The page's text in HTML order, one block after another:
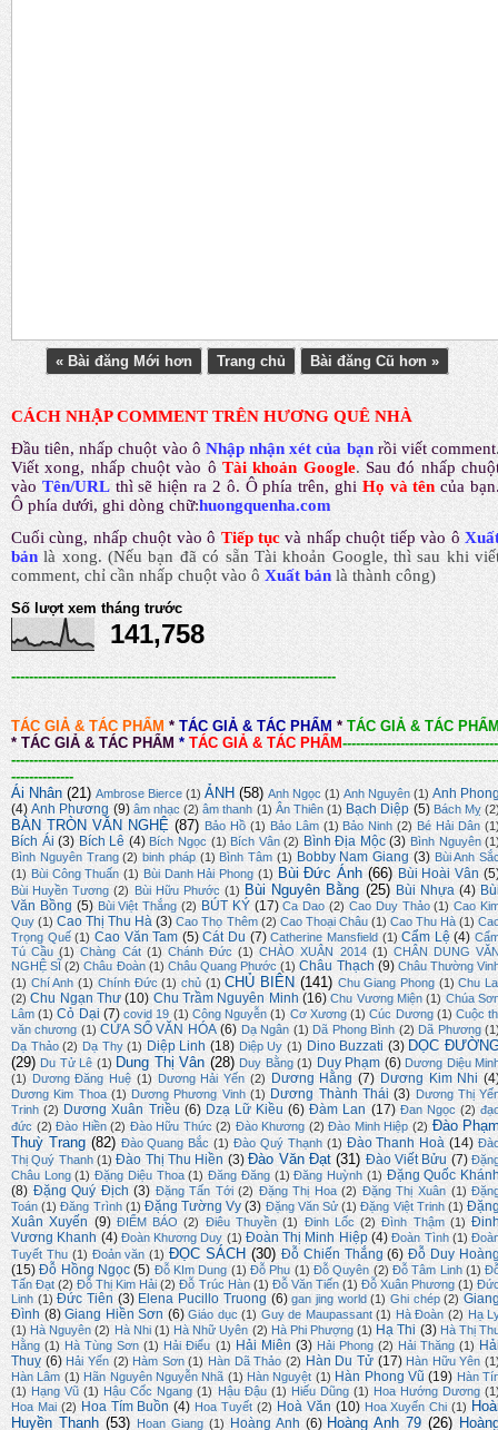
« Bài đăng Mới hơn Trang chủ Bài đăng Cũ hơn »
CÁCH NHẬP COMMENT TRÊN HƯƠNG QUÊ NHÀ
Đầu tiên, nhấp chuột vào ô Nhập nhận xét của bạn rồi viết comment
Viết xong, nhấp chuột vào ô Tài khoản Google. Sau đó nhấp
vào Tên/URL thì sẽ hiện ra 2 ô. Ô phía trên, ghi Họ và tên của
Ô phía dưới, ghi dòng chữ:huongquenha.com
Cuối cùng, nhấp chuột vào ô Tiếp tục và nhấp chuột tiếp vào ô
bản là xong.(Nếu bạn đã có sẵn Tài khoản Google, thì sau khi
comment, chỉ cần nhấp chuột vào ô Xuất bảnlà thành công)
Số lượt xem tháng trước
141,758
-------------------------------------------------------------------------
TÁC GIẢ & TÁC PHẨM * TÁC GIẢ & TÁC PHẨM * TÁC GIẢ & TÁC
* TÁC GIẢ & TÁC PHẨM *TÁC GIẢ & TÁC PHẨM-----------------------------------
--------------
Ái Nhân (21) Ambrose Bierce (1) ẢNH (58) Anh Ngọc (1) Anh Nguyên (1) Anh
(4) Anh Phương (9) âm nhạc (2) âm thanh (1) Ân Thiên (1) Bạch Diệp (5) Bách Mỵ
BÀN TRÒN VĂN NGHỆ (87) Bảo Hồ (1) Bảo Lâm (1) Bảo Ninh (2) Bé Hải Dân
Bích Ái (3) Bích Lê (4) Bích Ngọc (1) Bích Vân (2) Bình Địa Mộc (3) Bình Nguyên
Bình Nguyên Trang (2) binh pháp (1) Bình Tâm (1) Bobby Nam Giang (3) Bùi Anh
(1) Bùi Công Thuấn (1) Bùi Danh Hải Phong (1) Bùi Đức Ánh (66) Bùi Hoài Vân
Bùi Huyền Tương (2) Bùi Hữu Phước (1) Bùi Nguyên Bằng (25) Bùi Nhựa (4)
Văn Bồng (5) Bùi Việt Thắng (2) BÚT KÝ (17) Ca Dao (2) Cao Duy Thảo (1) Cao
Quy (1) Cao Thị Thu Hà (3) Cao Thọ Thêm (2) Cao Thoại Châu (1) Cao Thu Hà (1)
Trọng Quế (1) Cao Văn Tam (5) Cát Du (7) Catherine Mansfield (1) Cẩm Lệ (4)
Tú Cầu (1) Chàng Cát (1) Chánh Đức (1) CHÀO XUÂN 2014 (1) CHÂN DUNG
NGHỆ SĨ (2) Châu Đoàn (1) Châu Quang Phước (1) Châu Thạch (9) Châu Thường
(1) Chí Anh (1) Chính Đức (1) chủ (1) CHỦ BIÊN (141) Chu Giang Phong (1) Chu
(2) Chu Ngạn Thư (10) Chu Trầm Nguyên Minh (16) Chu Vương Miện (1) Chúa
Lâm (1) Cỏ Dại (7) covid 19 (1) Công Nguyễn (1) Cơ Xương (1) Cúc Dương (1) Cuộc
văn chương (1) CỬA SỔ VĂN HÓA (6) Dạ Ngân (1) Dã Phong Bình (2) Dã Phương
Dạ Thảo (2) Dạ Thy (1) Diệp Linh (18) Diệp Uy (1) Dino Buzzati (3) DỌC
(29) Du Tử Lê (1) Dung Thị Vân (28) Duy Bằng (1) Duy Phạm (6) Dương Diệu
(1)
Dương Đăng Huệ (1) Dương Hải Yến (2) Dương Hằng (7) Dương Kim Nhi
Dương Kim Thoa (1) Dương Phương Vinh (1) Dương Thành Thái (3) Dương Thị
Trinh (2) Dương Xuân Triều (6) Dzạ Lữ Kiều (6) Đàm Lan (17) Đan Ngọc (2)
đức (2) Đào Hiền (2) Đào Hữu Thức (2) Đào Khương (2) Đào Minh Hiệp (2) Đào
Thuỳ Trang (82) Đào Quang Bắc (1) Đào Quý Thạnh (1) Đào Thanh Hoà (14)
Thị Quý Thanh (1) Đào Thị Thu Hiền (3) Đào Văn Đạt (31) Đào Viết Bửu (7)
Châu Long (1) Đặng Diệu Thoa (1) Đăng Đăng (1) Đăng Huỳnh (1) Đặng Quốc
(8) Đặng Quý Địch (3) Đặng Tấn Tới (2) Đặng Thị Hoa (2) Đặng Thị Xuân (1)
Toán (1) Đăng Trình (1) Đặng Tường Vy (3) Đặng Văn Sử (1) Đặng Việt Trinh (1)
Xuân Xuyến (9) ĐIỂM BÁO (2) Điêu Thuyền (1) Đinh Lốc (2) Đình Thậm (1)
Vương Khanh (4) Đoàn Khương Duy (1) Đoàn Thị Minh Hiệp (4) Đoàn Tình (1)
Tuyết Thu (1) Đoản văn (1) ĐỌC SÁCH (30) Đỗ Chiến Thắng (6) Đỗ Duy
(15) Đỗ Hồng Ngọc (5) Đỗ KIm Dung (1) Đỗ Phu (1) Đỗ Quyên (2) Đỗ Tâm Linh (1)
Tấn Đạt (2) Đỗ Thị Kim Hải (2) Đỗ Trúc Hàn (1) Đỗ Văn Tiến (1) Đỗ Xuân Phương (1)
Linh (1) Đức Tiên (3) Elena Pucillo Truong (6) gan jing world (1) Ghi chép (2)
Đình (8) Giang Hiền Sơn (6) Giáo dục (1) Guy de Maupassant (1) Hà Đoàn (2) Hạ
(1) Hà Nguyên (2) Hà Nhi (1) Hà Nhữ Uyên (2) Hà Phi Phượng (1) Hạ Thi (3) Hà Thị
Hằng (1) Hà Tùng Sơn (1) Hải Điểu (1) Hải Miên (3) Hải Phong (2) Hải Thăng (1)
Thuỵ (6) Hải Yến (2) Hàm Sơn (1) Hàn Dã Thảo (2) Hàn Du Tử (17) Hàn Hữu Yên
Hàn Lâm (1) Hãn Nguyên Nguyễn Nhã (1) Hàn Nguyệt (1) Hàn Phong Vũ (19) Hàn
(1) Hạng Vũ (1) Hậu Cốc Ngang (1) Hậu Đậu (1) Hiếu Dũng (1) Hoa Hướng Dương
Hoa Mai (2) Hoa Tím Buồn (4) Hoa Tuyết (2) Hoà Văn (10) Hoa Xuyến Chi (1)
Huyền Thanh (53) Hoan Giang (1) Hoàng Anh (6) Hoàng Anh 79 (26)